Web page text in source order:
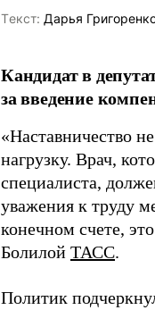
Tекст: Дарья
Кандидат в
за введение
«Наставничество
нагрузку. Врач,
специалиста,
уважения к труду
конечном счете,
Болилой ТАСС.
Политик